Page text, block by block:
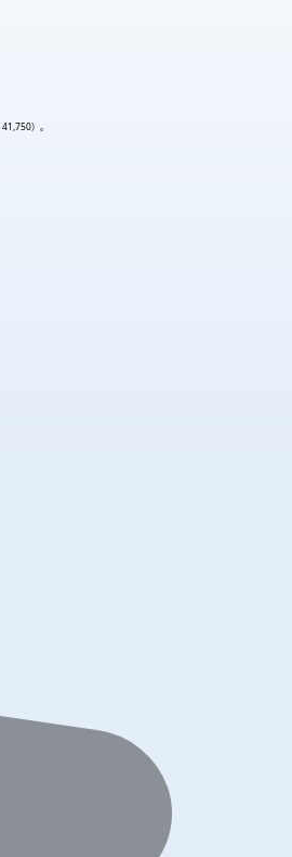
）。